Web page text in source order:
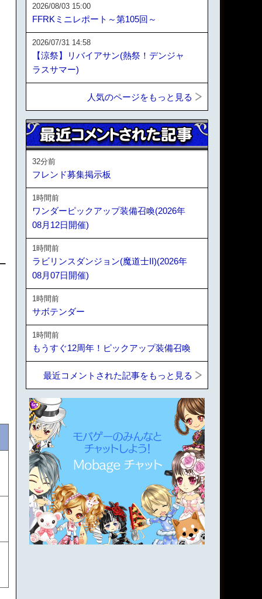
2026/08/03 15:00
FFRKミニレポート～第105回～
2026/07/31 14:58
【涼祭】リバイアサン(熱祭！デンジャ
ラスサマー)
人気のページをもっと見る
32分前
フレンド募集掲示板
1時間前
ワンダーピックアップ装備召喚(2026年
08月12日開催)
1時間前
ラビリンスダンジョン(魔道士II)(2026年
08月07日開催)
1時間前
サボテンダー
1時間前
もうすぐ12周年！ピックアップ装備召喚
最近コメントされた記事をもっと見る